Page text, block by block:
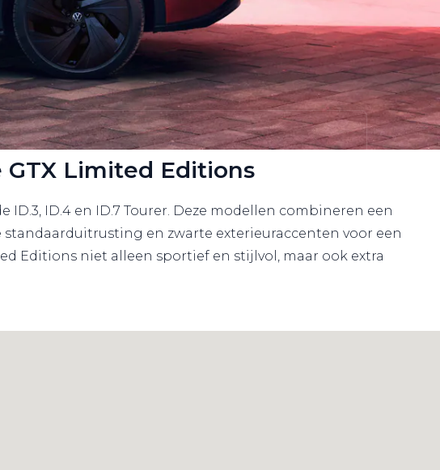
Limited Editions
ID.4 en ID.7 Tourer. Deze modellen combineren een
en zwarte exterieuraccenten voor een
Editions niet alleen sportief en stijlvol, maar ook extra